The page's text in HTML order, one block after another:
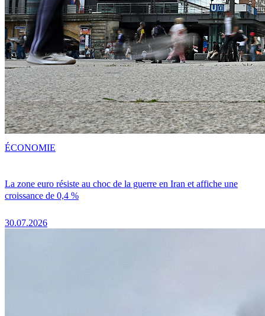
La zone euro résiste au choc de la guerre en Iran et affiche une
croissance de 0,4 %
30.07.2026
ÉCONOMIE